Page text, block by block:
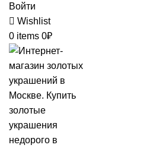
Войти
Wishlist
0 items 0₽